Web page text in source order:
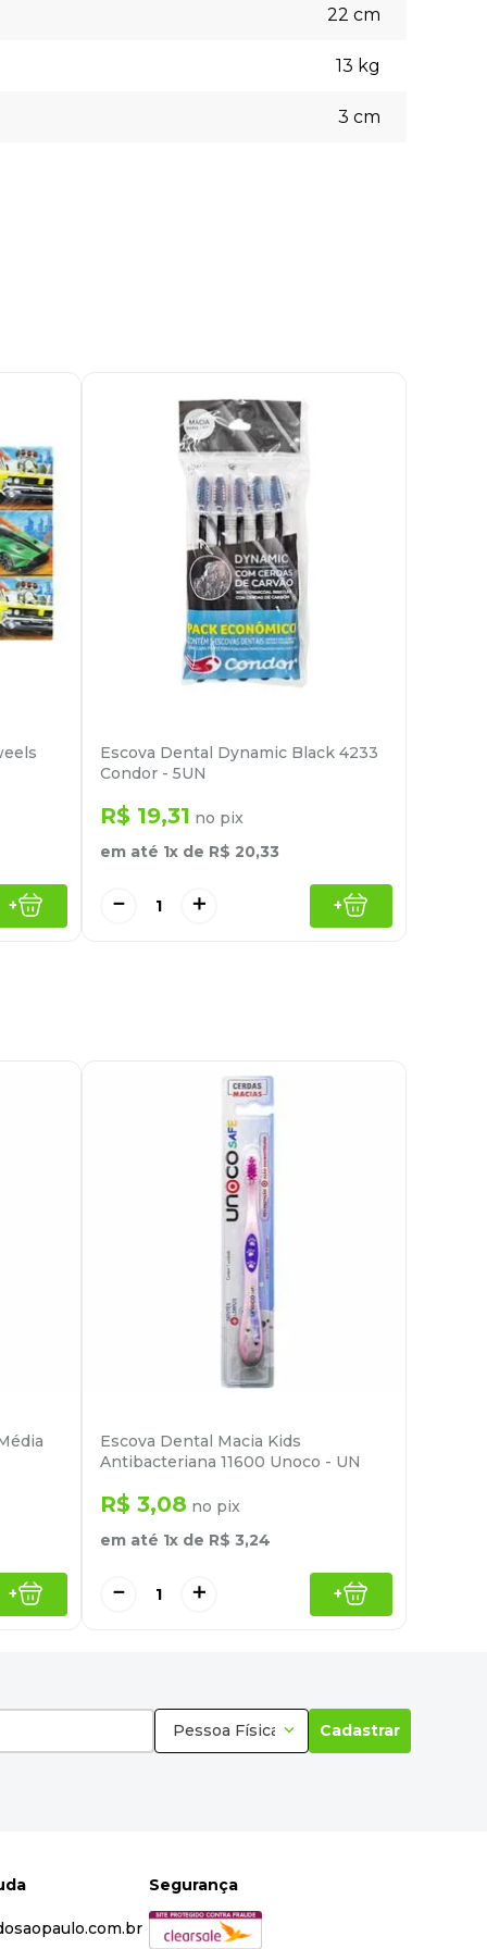
22 cm
13 kg
3 cm
+
Escova Dental Dynamic Black 4233
Condor - 5UN
R$ 19,31 no pix
em até 1x de R$ 20,33
＋
－ +
+
Escova Dental Macia Kids
Antibacteriana 11600 Unoco - UN
R$ 3,08 no pix
em até 1x de R$ 3,24
＋
－ +
Pessoa Física Cadastrar
Segurança